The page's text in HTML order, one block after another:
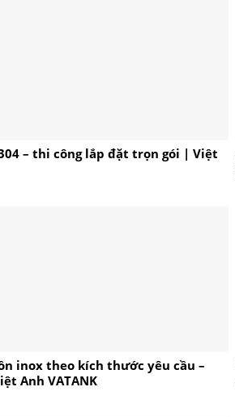
– thi công lắp đặt trọn gói | Việt
inox theo kích thước yêu cầu –
Anh VATANK